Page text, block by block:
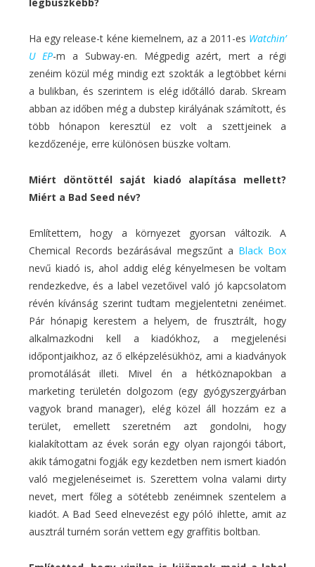
legbüszkébb?
Ha egy release-t kéne kiemelnem, az a 2011-es Watchin’
U EP-m a Subway-en. Mégpedig azért, mert a régi
zenéim közül még mindig ezt szokták a legtöbbet kérni
a bulikban, és szerintem is elég időtálló darab. Skream
abban az időben még a dubstep királyának számított, és
több hónapon keresztül ez volt a szettjeinek a
kezdőzenéje, erre különösen büszke voltam.
Miért döntöttél saját kiadó alapítása mellett?
Miért a Bad Seed név?
Említettem, hogy a környezet gyorsan változik. A
Chemical Records bezárásával megszűnt a Black Box
nevű kiadó is, ahol addig elég kényelmesen be voltam
rendezkedve, és a label vezetőivel való jó kapcsolatom
révén kívánság szerint tudtam megjelentetni zenéimet.
Pár hónapig kerestem a helyem, de frusztrált, hogy
alkalmazkodni kell a kiadókhoz, a megjelenési
időpontjaikhoz, az ő elképzelésükhöz, ami a kiadványok
promotálását illeti. Mivel én a hétköznapokban a
marketing területén dolgozom (egy gyógyszergyárban
vagyok brand manager), elég közel áll hozzám ez a
terület, emellett szeretném azt gondolni, hogy
kialakítottam az évek során egy olyan rajongói tábort,
akik támogatni fogják egy kezdetben nem ismert kiadón
való megjelenéseimet is. Szerettem volna valami dirty
nevet, mert főleg a sötétebb zenéimnek szentelem a
kiadót. A Bad Seed elnevezést egy póló ihlette, amit az
ausztrál turném során vettem egy graffitis boltban.